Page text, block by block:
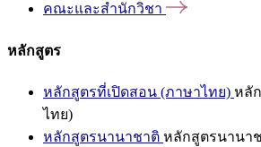
คณะและสำนักวิชา
หลักสูตร
หลักสูตรที่เปิดสอน (ภาษาไทย) หลั
ไทย)
หลักสูตรนานาชาติ หลักสูตรนานา